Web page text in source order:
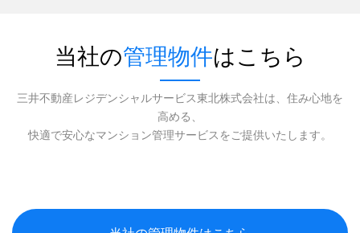
当社の管理物件はこちら
三井不動産レジデンシャルサービス東北株式会社は、住み心地を
高める、
快適で安心なマンション管理サービスをご提供いたします。